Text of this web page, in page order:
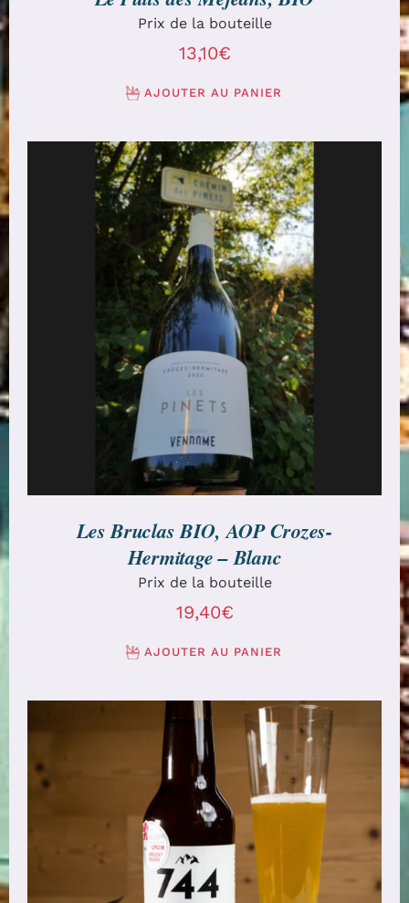
Prix de la bouteille
13,10€
AJOUTER AU PANIER
AJOUTER AU PANIER / DÉTAILS
Les Bruclas BIO, AOP Crozes-
Hermitage – Blanc
Prix de la bouteille
19,40€
AJOUTER AU PANIER
AJOUTER AU PANIER / DÉTAILS